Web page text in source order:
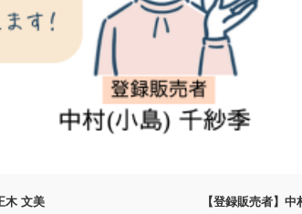
木 文美 【登録販売者】